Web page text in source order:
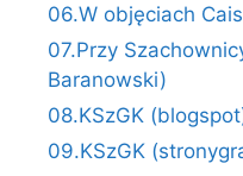
06.W objęciach
07.Przy
Baranowski)
08.KSzGK
09.KSzGK